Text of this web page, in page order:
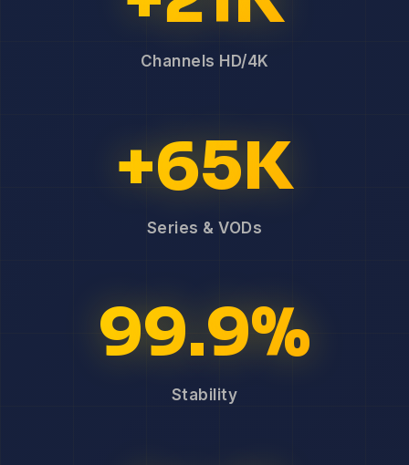
Channels HD/4K
+65K
Series & VODs
99.9%
Stability